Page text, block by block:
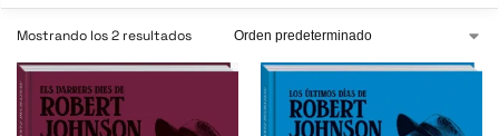
Mostrando los 2 resultados